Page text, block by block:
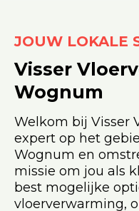
JOUW LOKALE
Visser
Wognum
Welkom bij Visser
expert op het
Wognum en
missie om jou als
best mogelijke
vloerverwarming,